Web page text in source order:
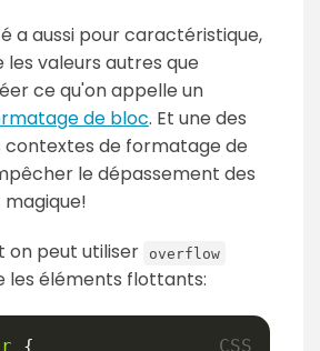
a aussi pour caractéristique,
les valeurs autres que
ce qu'on appelle un
de bloc. Et une des
de formatage de
le dépassement des
on peut utiliser
overflow
les éléments flottants:
{